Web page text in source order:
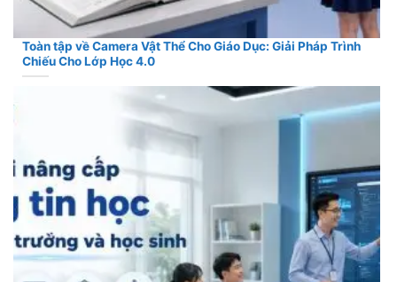
Toàn tập về Camera Vật Thể Cho Giáo Dục: Giải Pháp Trình
Chiếu Cho Lớp Học 4.0